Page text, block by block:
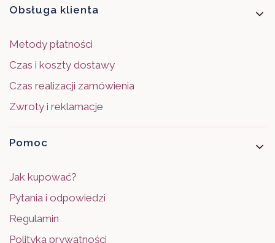
Obsługa klienta
Metody płatności
Czas i koszty dostawy
Czas realizacji zamówienia
Zwroty i reklamacje
Pomoc
Jak kupować?
Pytania i odpowiedzi
Regulamin
Polityka prywatności